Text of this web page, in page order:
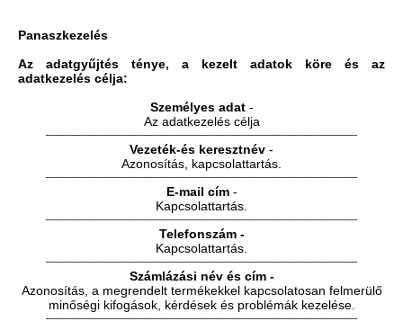
Panaszkezelés
Az adatgyűjtés ténye, a kezelt adatok köre és az
adatkezelés célja:
Személyes adat -
Az adatkezelés célja
Vezeték-és keresztnév -
Azonosítás, kapcsolattartás.
E-mail cím-
Kapcsolattartás.
Telefonszám -
Kapcsolattartás.
Számlázási név és cím -
Azonosítás, a megrendelt termékekkel kapcsolatosan felmerülő
minőségi kifogások, kérdések és problémák kezelése.